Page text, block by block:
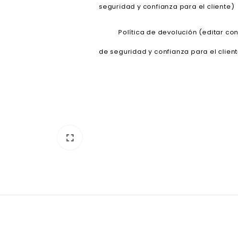
fullscreen
seguridad y confianza para el cliente)
Política de devolución (editar
de seguridad y confianza para el